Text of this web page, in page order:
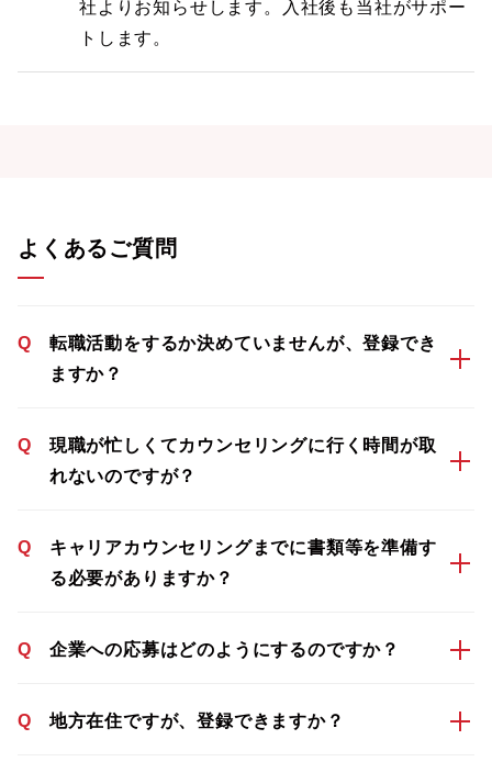
社よりお知らせします。入社後も当社がサポー
トします。
よくあるご質問
Q
転職活動をするか決めていませんが、登録でき
ますか？
Q
現職が忙しくてカウンセリングに行く時間が取
れないのですが？
Q
キャリアカウンセリングまでに書類等を準備す
る必要がありますか？
Q 企業への応募はどのようにするのですか？
Q 地方在住ですが、登録できますか？